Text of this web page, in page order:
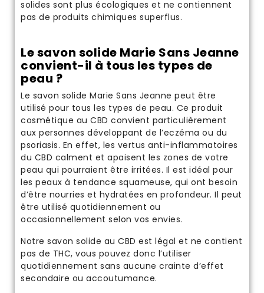
solides sont plus écologiques et ne contiennent
pas de produits chimiques superflus.
Le savon solide Marie Sans Jeanne
convient-il à tous les types de
peau ?
Le savon solide Marie Sans Jeanne peut être
utilisé pour tous les types de peau. Ce produit
cosmétique au CBD convient particulièrement
aux personnes développant de l’eczéma ou du
psoriasis. En effet, les vertus anti-inflammatoires
du CBD calment et apaisent les zones de votre
peau qui pourraient être irritées. Il est idéal pour
les peaux à tendance squameuse, qui ont besoin
d’être nourries et hydratées en profondeur. Il peut
être utilisé quotidiennement ou
occasionnellement selon vos envies.
Notre savon solide au CBD est légal et ne contient
pas de THC, vous pouvez donc l’utiliser
quotidiennement sans aucune crainte d’effet
secondaire ou accoutumance.